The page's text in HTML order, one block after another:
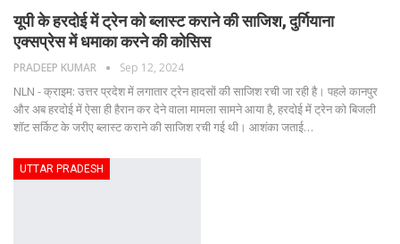
यूपी के हरदोई में ट्रेन को ब्लास्ट कराने की साजिश, दुर्गियाना
एक्सप्रेस में धमाका करने की कोसिस
PRADEEP KUMAR Sep 12, 2024
NLN - क्राइम: उत्तर प्रदेश में लगातार ट्रेन हादसों की साजिश रची जा रही है। पहले कानपुर
और अब हरदोई में ऐसा ही हैरान कर देने वाला मामला सामने आया है, हरदोई में ट्रेन को बिजली
शॉट सर्किट के जरीए ब्लास्ट कराने की साजिश रची गई थी। आशंका जताई…
UTTAR PRADESH